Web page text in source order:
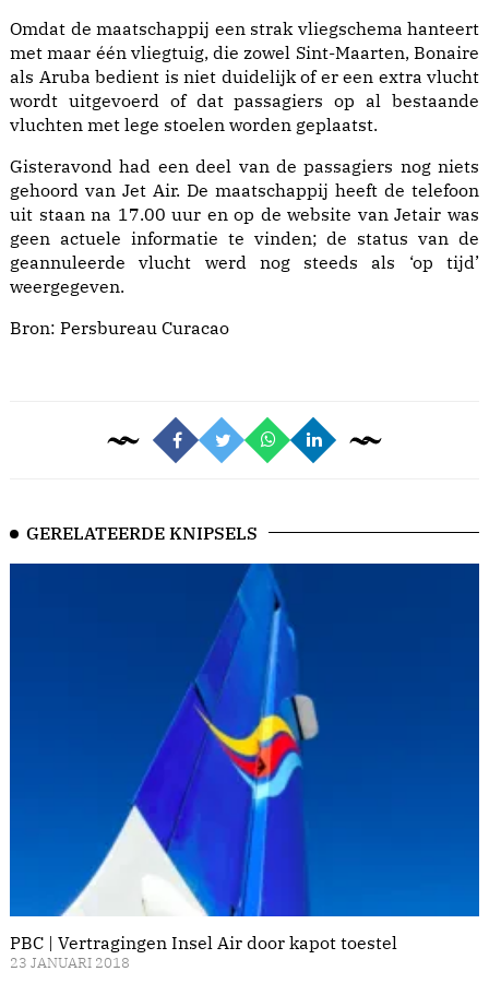
Omdat de maatschappij een strak vliegschema hanteert
met maar één vliegtuig, die zowel Sint-Maarten, Bonaire
als Aruba bedient is niet duidelijk of er een extra vlucht
wordt uitgevoerd of dat passagiers op al bestaande
vluchten met lege stoelen worden geplaatst.
Gisteravond had een deel van de passagiers nog niets
gehoord van Jet Air. De maatschappij heeft de telefoon
uit staan na 17.00 uur en op de website van Jetair was
geen actuele informatie te vinden; de status van de
geannuleerde vlucht werd nog steeds als ‘op tijd’
weergegeven.
Bron: Persbureau Curacao
GERELATEERDE KNIPSELS
PBC | Vertragingen Insel Air door kapot toestel
23 JANUARI 2018